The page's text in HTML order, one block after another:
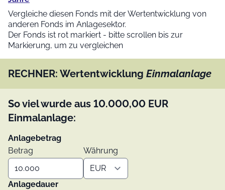
Vergleiche diesen Fonds mit der Wertentwicklung von
anderen Fonds im Anlagesektor.
Der Fonds ist rot markiert - bitte scrollen bis zur
Markierung, um zu vergleichen
RECHNER: Wertentwicklung Einmalanlage
So viel wurde aus 10.000,00 EUR
Einmalanlage:
Anlagebetrag
Betrag
Währung
Anlagedauer